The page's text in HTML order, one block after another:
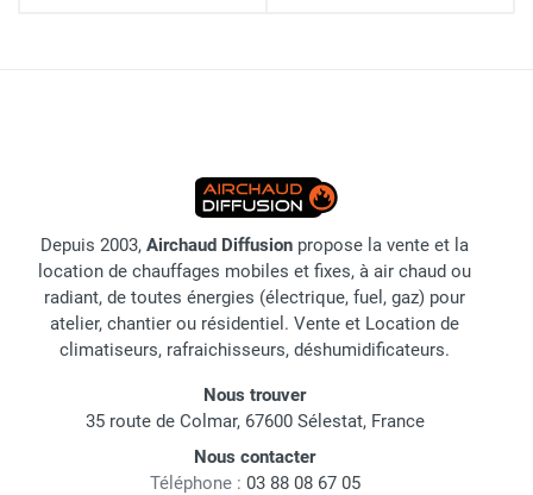
Depuis 2003, Airchaud Diffusion propose la vente et la
location de chauffages mobiles et fixes, à air chaud ou
radiant, de toutes énergies (électrique, fuel, gaz) pour
atelier, chantier ou résidentiel. Vente et Location de
climatiseurs, rafraichisseurs, déshumidificateurs.
Nous trouver
35 route de Colmar, 67600 Sélestat, France
Nous contacter
Téléphone : 03 88 08 67 05